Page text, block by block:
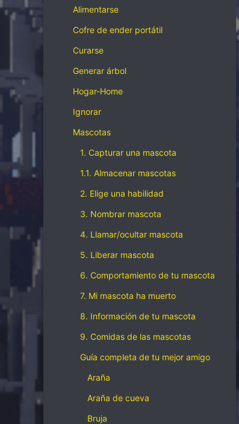
Alimentarse
Cofre de ender portátil
Curarse
Generar árbol
Hogar-Home
Ignorar
Mascotas
1. Capturar una mascota
1.1. Almacenar mascotas
2. Elige una habilidad
3. Nombrar mascota
4. Llamar/ocultar mascota
5. Liberar mascota
6. Comportamiento de tu mascota
7. Mi mascota ha muerto
8. Información de tu mascota
9. Comidas de las mascotas
Guía completa de tu mejor amigo
Araña
Araña de cueva
Bruja